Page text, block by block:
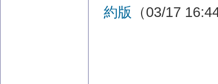
約版 （03/17